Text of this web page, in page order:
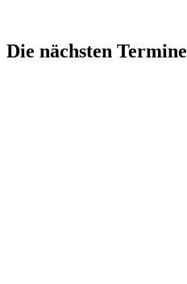
Die nächsten Termine